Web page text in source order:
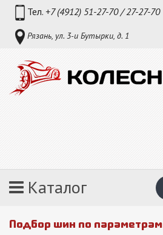
Тел. +7 (4912) 51-27-70 / 27-27-70
Рязань, ул. 3-и Бутырки, д. 1
Каталог
Подбор шин по параметрам